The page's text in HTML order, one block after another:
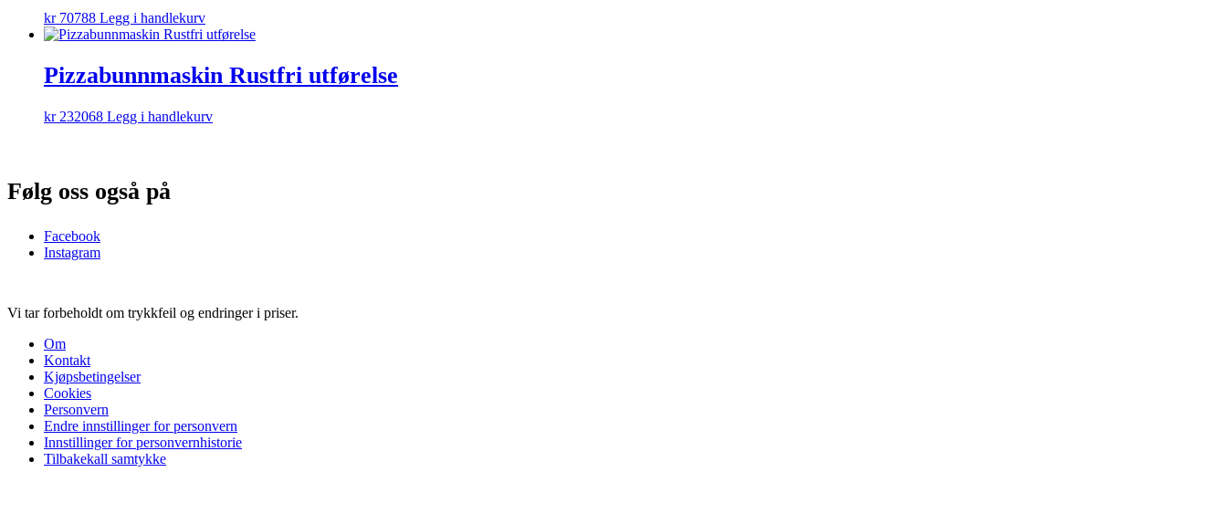
kr70788 Legg i handlekurv
Pizzabunnmaskin Rustfri utførelse
kr232068 Legg i handlekurv
Følg oss også på
Facebook
Instagram
Vi tar forbeholdt om trykkfeil og endringer i priser.
Om
Kontakt
Kjøpsbetingelser
Cookies
Personvern
Endre innstillinger for personvern
Innstillinger for personvernhistorie
Tilbakekall samtykke